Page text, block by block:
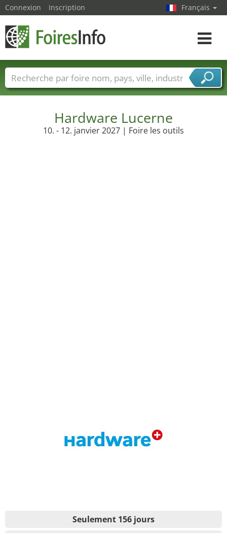
Hardware Lucerne
10. - 12. janvier 2027 | Foire les outils
Seulement 156 jours
Connexion Inscription Français
Toggle
Foire noms Pays Villes
Secteurs de foire